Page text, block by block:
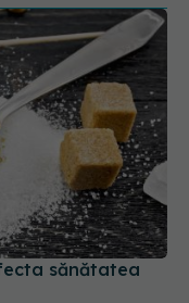
sănătatea